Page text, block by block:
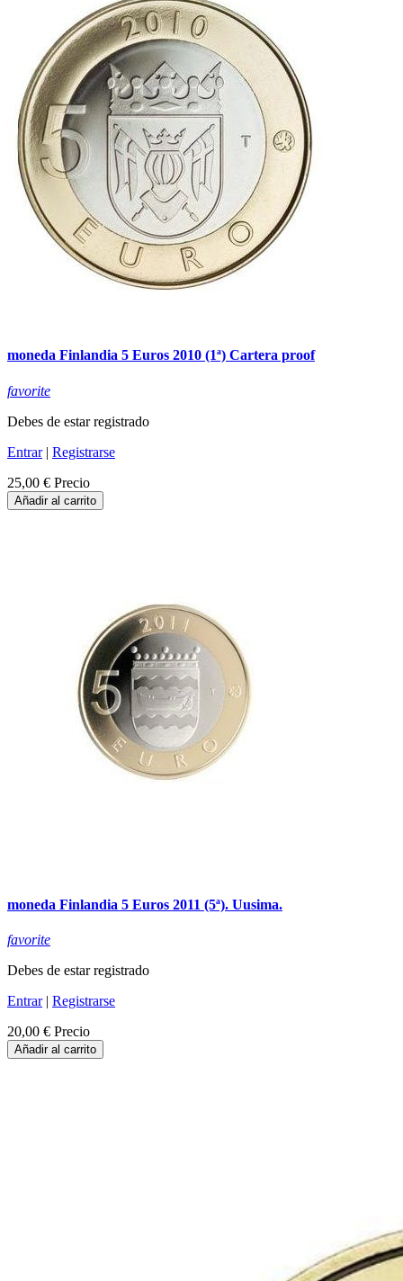
moneda Finlandia 5 Euros 2010 (1ª) Cartera proof
favorite
Debes de estar registrado
Entrar| Registrarse
25,00 € Precio
Añadir al carrito
moneda Finlandia 5 Euros 2011 (5ª). Uusima.
favorite
Debes de estar registrado
Entrar| Registrarse
20,00 € Precio
Añadir al carrito